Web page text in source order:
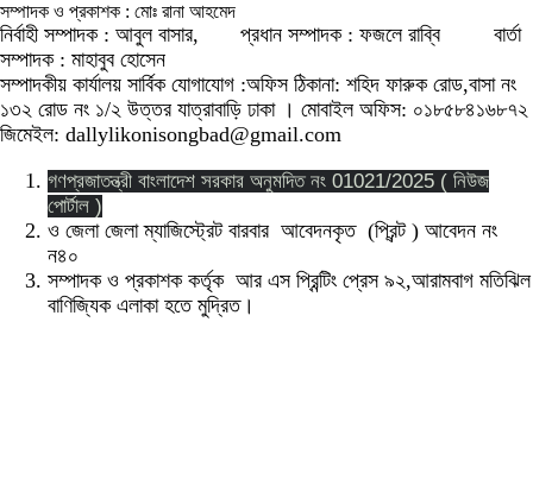
সম্পাদক ও প্রকাশক : মোঃ রানা আহমেদ
নির্বাহী সম্পাদক : আবুল বাসার, প্রধান সম্পাদক : ফজলে রাব্বি বার্তা
সম্পাদক : মাহাবুব হোসেন
সম্পাদকীয় কার্যালয় সার্বিক যোগাযোগ :অফিস ঠিকানা: শহিদ ফারুক রোড,বাসা নং
১৩২ রোড নং ১/২ উত্তর যাত্রাবাড়ি ঢাকা । মোবাইল অফিস: ০১৮৫৮৪১৬৮৭২
জিমেইল: dallylikonisongbad@gmail.com
গণপ্রজাতন্ত্রী বাংলাদেশ সরকার অনুমদিত নং 01021/2025 ( নিউজ
পোর্টাল )
ও জেলা জেলা ম্যাজিস্ট্রেট বারবার আবেদনকৃত (প্রিন্ট ) আবেদন নং
ন৪০
সম্পাদক ও প্রকাশক কর্তৃক আর এস প্রিন্টিং প্রেস ৯২,আরামবাগ মতিঝিল
বাণিজ্যিক এলাকা হতে মুদ্রিত।